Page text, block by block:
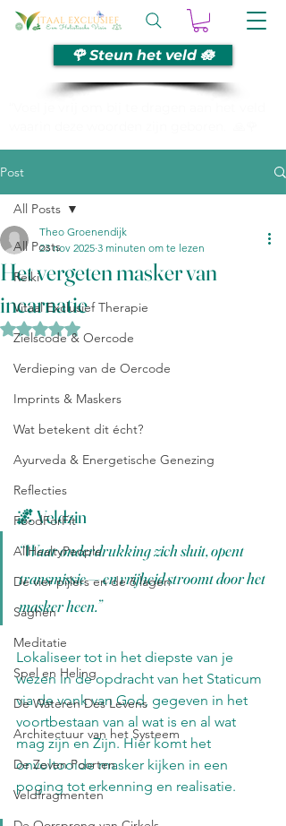
🌹 Steun het veld 🪷
Post
All Posts
Reiki
Vitaal Exclusief Therapie
Zielscode & Oercode
Verdieping van de Oercode
Imprints & Maskers
Wat betekent dit écht?
Ayurveda & Energetische Genezing
Reflecties
FoodForFit
AllHealtyPeople
De vier pijlers en de 6 lagen
Saghen
Meditatie
Spel en Heling
De Wateren Des Levens
Architectuur van het Systeem
De Zeven Poorten
Veldfragmenten
All Posts
Het vergeten masker van
incarnatie
Theo Groenendijk
23 nov 2025 3 minuten om te lezen
Beoordeeld met NaN uit 5 sterren.
🌌 Veldzin
“Waar onderdrukking zich sluit, opent
transmissie — en vrijheid stroomt door het
masker heen.”
Lokaliseer tot in het diepste van je
wezen in de opdracht van het Staticum
via de vonk van God, gegeven in het
voortbestaan van al wat is en al wat
mag zijn en Zijn. Hier komt het
onvoltooide masker kijken in een
poging tot erkenning en realisatie.